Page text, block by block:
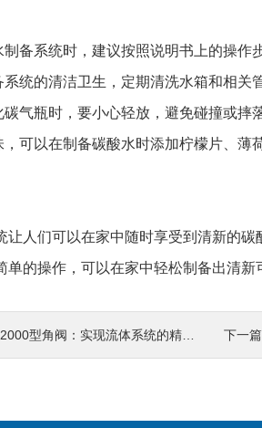
系统时，建议按照说明书上的操作步
的清洁卫生，定期清洗水箱和相关管
瓶时，要小心轻放，避免碰撞或摔落
以在制备碳酸水时添加柠檬片、薄荷
们可以在家中随时享受到清新的碳
单的操作，可以在家中轻松制备出清新
型角阀：实现流体系统的精准控制与优化 下一